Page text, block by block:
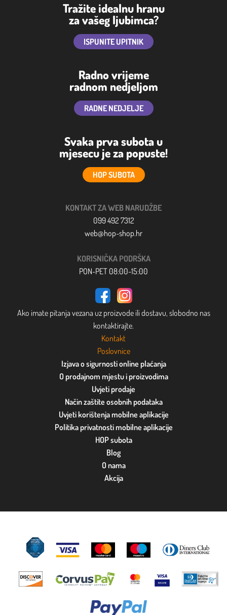
Tražite idealnu hranu
za vašeg ljubimca?
ISPUNITE UPITNIK
Radno vrijeme
radnom nedjeljom
RADNE NEDJELJE
Svaka prva subota u
mjesecu je za popuste!
HOP SUBOTA
KONTAKT ZA WEB NARUDŽBE
099 492 7312
web@hop-shop.hr
KORISNIČKA PODRŠKA
PON-PET 08:00-15:00
Ako imate pitanja vezana uz proizvode ili dostavu, slobodno nas
kontaktirajte.
Kontakt
Poslovnice
Izjava o sigurnosti online plaćanja
O prodajnom mjestu i proizvodima
Uvjeti prodaje
Način zaštite osobnih podataka
Uvjeti korištenja mobilne aplikacije
Politika privatnosti mobilne aplikacije
HOP subota
Blog
O nama
Akcija